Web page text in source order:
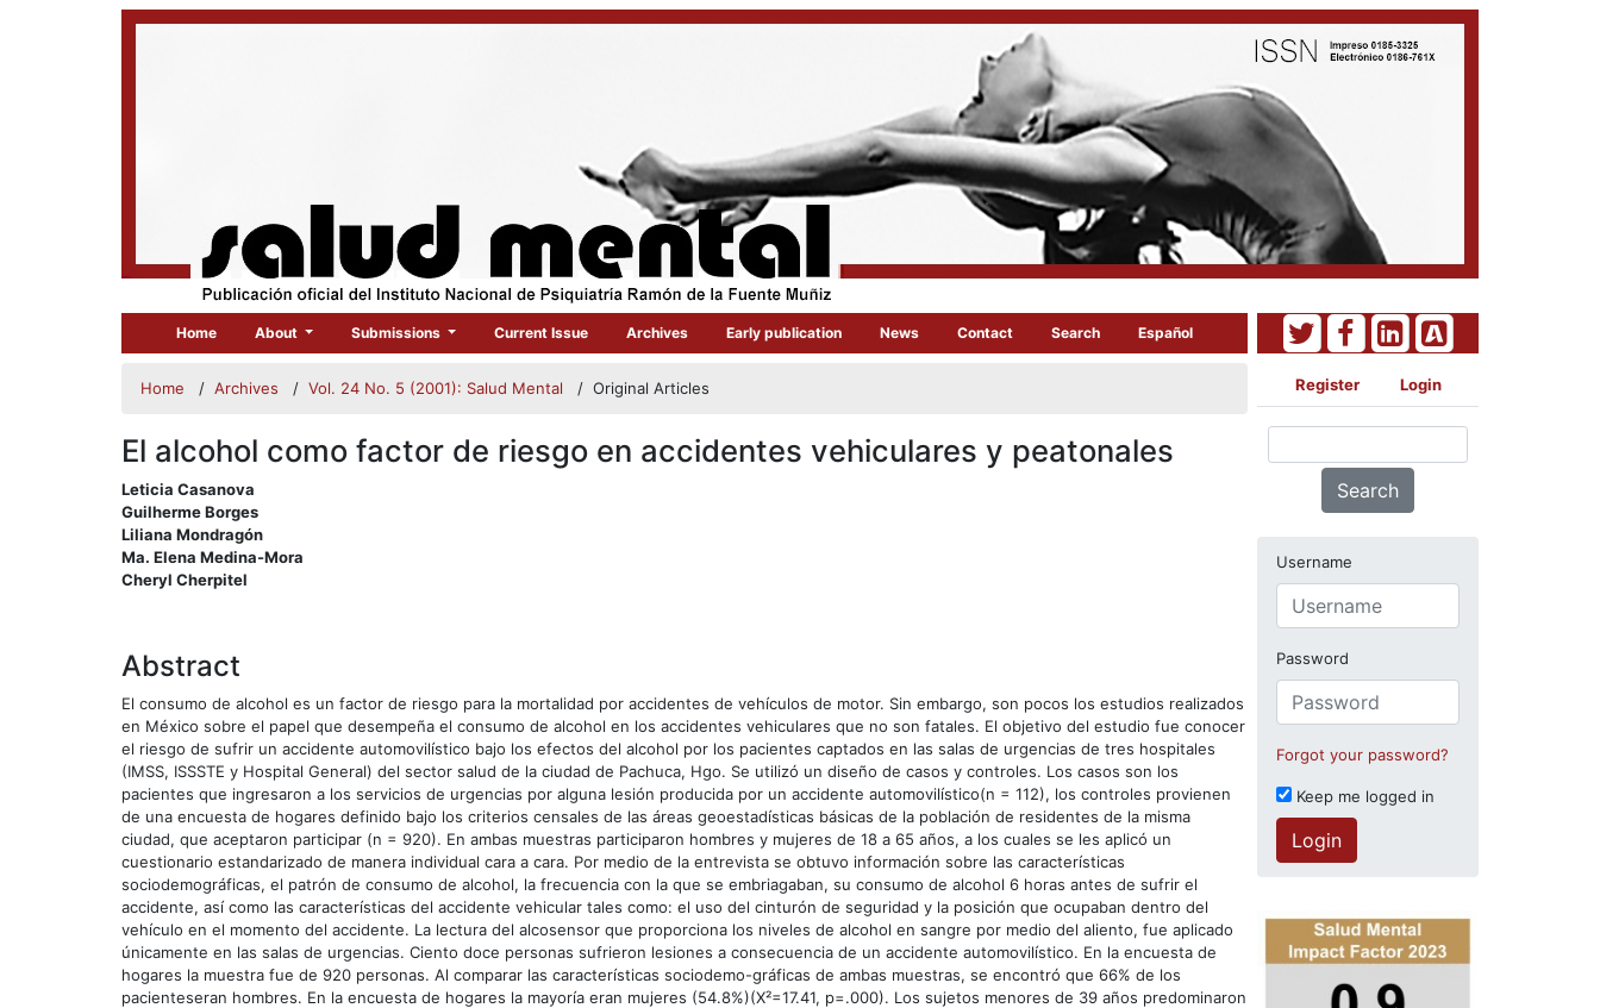
Home About Submissions Current Issue Archives Early publication News Contact Search Español
Home / Archives / Vol. 24 No. 5 (2001): Salud Mental / Original Articles
El alcohol como factor de riesgo en accidentes vehiculares y peatonales
##plugins.themes.bootstrap3.article.main##
Leticia Casanova
Guilherme Borges
Liliana Mondragón
Ma. Elena Medina-Mora
Cheryl Cherpitel
Abstract
El consumo de alcohol es un factor de riesgo para la mortalidad por accidentes de vehículos de motor. Sin embargo, son pocos los estudios realizados
en México sobre el papel que desempeña el consumo de alcohol en los accidentes vehiculares que no son fatales. El objetivo del estudio fue conocer
el riesgo de sufrir un accidente automovilístico bajo los efectos del alcohol por los pacientes captados en las salas de urgencias de tres hospitales
(IMSS, ISSSTE y Hospital General) del sector salud de la ciudad de Pachuca, Hgo. Se utilizó un diseño de casos y controles. Los casos son los
pacientes que ingresaron a los servicios de urgencias por alguna lesión producida por un accidente automovilístico(n = 112), los controles provienen
de una encuesta de hogares definido bajo los criterios censales de las áreas geoestadísticas básicas de la población de residentes de la misma
ciudad, que aceptaron participar (n = 920). En ambas muestras participaron hombres y mujeres de 18 a 65 años, a los cuales se les aplicó un
cuestionario estandarizado de manera individual cara a cara. Por medio de la entrevista se obtuvo información sobre las características
sociodemográficas, el patrón de consumo de alcohol, la frecuencia con la que se embriagaban, su consumo de alcohol 6 horas antes de sufrir el
accidente, así como las características del accidente vehicular tales como: el uso del cinturón de seguridad y la posición que ocupaban dentro del
vehículo en el momento del accidente. La lectura del alcosensor que proporciona los niveles de alcohol en sangre por medio del aliento, fue aplicado
únicamente en las salas de urgencias. Ciento doce personas sufrieron lesiones a consecuencia de un accidente automovilístico. En la encuesta de
hogares la muestra fue de 920 personas. Al comparar las características sociodemo-gráficas de ambas muestras, se encontró que 66% de los
pacienteseran hombres. En la encuesta de hogares la mayoría eran mujeres (54.8%)(X²=17.41, p=.000). Los sujetos menores de 39 años predominaron
Register Login
Search
Username
Password
Forgot your password?
Keep me logged in
Login